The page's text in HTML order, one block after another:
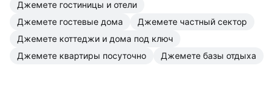
Джемете гостиницы и отели
Джемете гостевые дома
Джемете частный сектор
Джемете коттеджи и дома под ключ
Джемете квартиры посуточно
Джемете базы отдыха